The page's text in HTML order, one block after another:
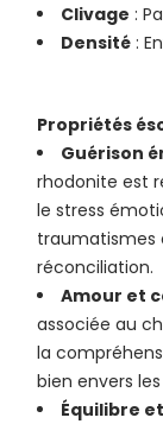
Clivage :
Densité :
Propriétés
Guérison
rhodonite est
le stress
traumatismes
réconciliation.
Amour et
associée au
la
bien envers
Équilibre